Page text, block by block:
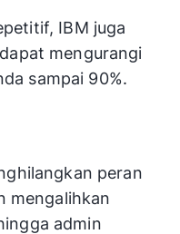
IBM juga
mengurangi
sampai 90%.
peran
mengalihkan
admin